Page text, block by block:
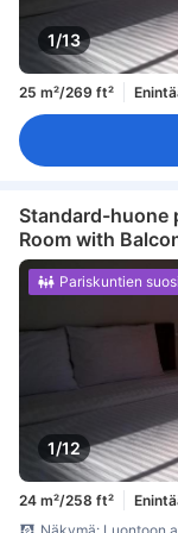
1/13
25 m²/269 ft²
Standard-huone
Room with
1/12
Pariskuntien
24 m²/258 ft²